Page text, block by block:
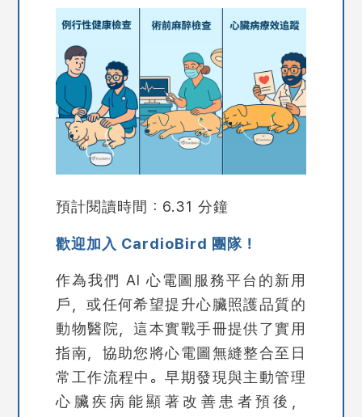
預計閱讀時間：6.31 分鐘
歡迎加入 CardioBird 團隊！
作為我們 AI 心電圖服務平台的新用
戶，或任何希望提升心臟照護品質的
動物醫院，這本實戰手冊提供了實用
指南，協助您將心電圖無縫整合至日
常工作流程中。早期發現與主動管理
心臟疾病能顯著改善患者預後，